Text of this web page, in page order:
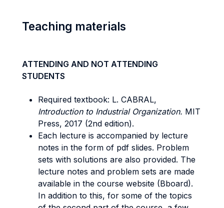
Teaching materials
ATTENDING AND NOT ATTENDING
STUDENTS
Required textbook: L. CABRAL,
Introduction to Industrial Organization. MIT
Press, 2017 (2nd edition).
Each lecture is accompanied by lecture
notes in the form of pdf slides. Problem
sets with solutions are also provided. The
lecture notes and problem sets are made
available in the course website (Bboard).
In addition to this, for some of the topics